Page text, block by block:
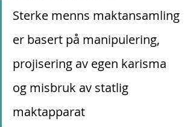
Sterke menns maktansamling
er basert på manipulering,
projisering av egen karisma
og misbruk av statlig
maktapparat